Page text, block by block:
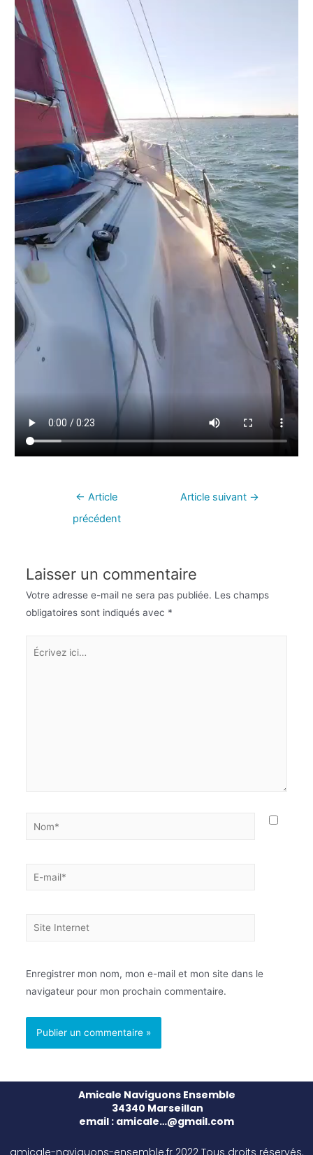
← Article
précédent
Article suivant →
Laisser un commentaire
Votre adresse e-mail ne sera pas publiée. Les champs
obligatoires sont indiqués avec *
Enregistrer mon nom, mon e-mail et mon site dans le
navigateur pour mon prochain commentaire.
Amicale Naviguons Ensemble
34340 Marseillan
email : amicale…@gmail.com
amicale-naviguons-ensemble.fr 2022 Tous droits réservés.